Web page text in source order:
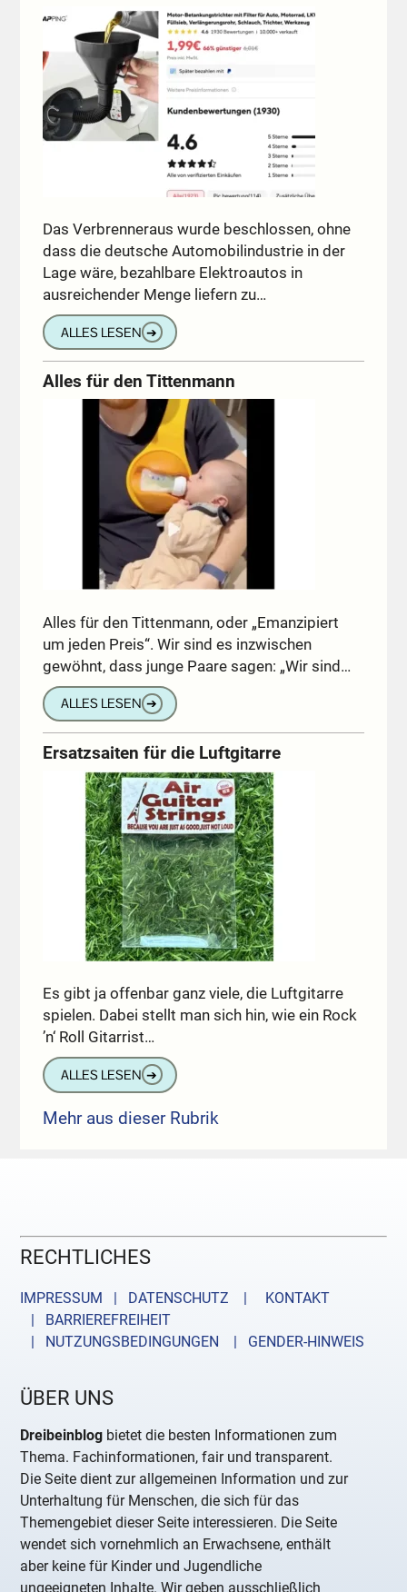
Das Verbrenneraus wurde beschlossen, ohne
dass die deutsche Automobilindustrie in der
Lage wäre, bezahlbare Elektroautos in
ausreichender Menge liefern zu…
ALLES LESEN ➔
Alles für den Tittenmann
Alles für den Tittenmann, oder „Emanzipiert
um jeden Preis“. Wir sind es inzwischen
gewöhnt, dass junge Paare sagen: „Wir sind…
ALLES LESEN ➔
Ersatzsaiten für die Luftgitarre
Es gibt ja offenbar ganz viele, die Luftgitarre
spielen. Dabei stellt man sich hin, wie ein Rock
’n‘ Roll Gitarrist…
ALLES LESEN ➔
Mehr aus dieser Rubrik
RECHTLICHES
IMPRESSUM | DATENSCHUTZ |
KONTAKT
| BARRIEREFREIHEIT
| NUTZUNGSBEDINGUNGEN
| GENDER-HINWEIS
ÜBER UNS
Dreibeinblog bietet die besten Informationen zum
Thema. Fachinformationen, fair und transparent.
Die Seite dient zur allgemeinen Information und zur
Unterhaltung für Menschen, die sich für das
Themengebiet dieser Seite interessieren. Die Seite
wendet sich vornehmlich an Erwachsene, enthält
aber keine für Kinder und Jugendliche
ungeeigneten Inhalte. Wir geben ausschließlich